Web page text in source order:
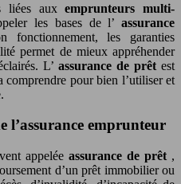
liées auxemprunteurs multi-
les bases de l’assurance
fonctionnement, les garanties
permet de mieux appréhender
L’assurance de prêt est
comprendre pour bien l’utiliser et
l’assurance emprunteur
appelée assurance de prêt ,
d’un prêt immobilier ou